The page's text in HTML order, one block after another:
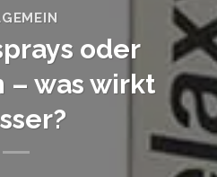
oder
– was wirkt